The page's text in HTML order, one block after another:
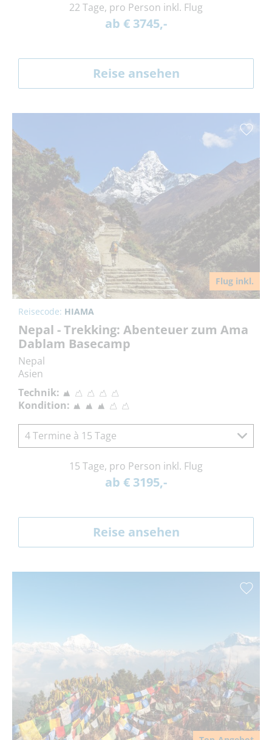
22 Tage, pro Person inkl. Flug
ab € 3745,-
Reise ansehen
Flug inkl.
Reisecode: HIAMA
Nepal - Trekking: Abenteuer zum Ama
Dablam Basecamp
Nepal
Asien
Technik:
Kondition:
4 Termine à 15 Tage
15 Tage, pro Person inkl. Flug
ab € 3195,-
Reise ansehen